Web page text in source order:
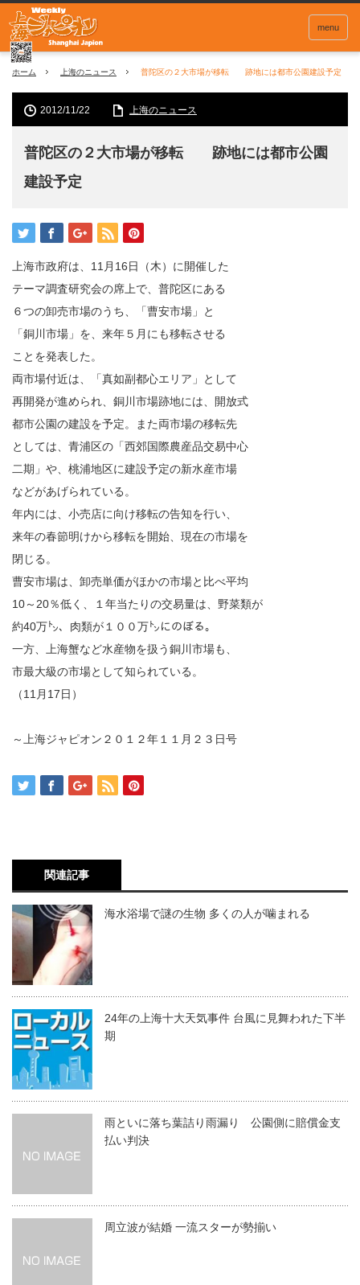
menu
ホーム 上海のニュース 普陀区の２大市場が移転 跡地には都市公園建設予定
2012/11/22 上海のニュース
普陀区の２大市場が移転 跡地には都市公園
建設予定
上海市政府は、11月16日（木）に開催した
テーマ調査研究会の席上で、普陀区にある
６つの卸売市場のうち、「曹安市場」と
「銅川市場」を、来年５月にも移転させる
ことを発表した。
両市場付近は、「真如副都心エリア」として
再開発が進められ、銅川市場跡地には、開放式
都市公園の建設を予定。また両市場の移転先
としては、青浦区の「西郊国際農産品交易中心
二期」や、桃浦地区に建設予定の新水産市場
などがあげられている。
年内には、小売店に向け移転の告知を行い、
来年の春節明けから移転を開始、現在の市場を
閉じる。
曹安市場は、卸売単価がほかの市場と比べ平均
10～20％低く、１年当たりの交易量は、野菜類が
約40万㌧、肉類が１００万㌧にのぼる。
一方、上海蟹など水産物を扱う銅川市場も、
市最大級の市場として知られている。
（11月17日）
～上海ジャピオン２０１２年１１月２３日号
関連記事
海水浴場で謎の生物 多くの人が噛まれる
24年の上海十大天気事件 台風に見舞われた下半
期
雨といに落ち葉詰り雨漏り 公園側に賠償金支
払い判決
周立波が結婚 一流スターが勢揃い